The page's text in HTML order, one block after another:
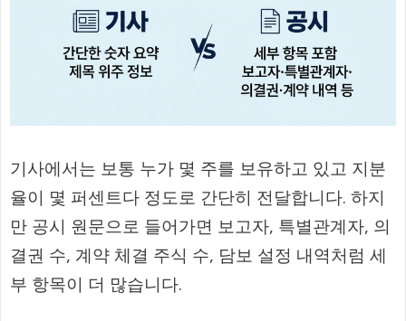
기사에서는 보통 누가 몇 주를 보유하고 있고 지분
율이 몇 퍼센트다 정도로 간단히 전달합니다. 하지
만 공시 원문으로 들어가면 보고자, 특별관계자, 의
결권 수, 계약 체결 주식 수, 담보 설정 내역처럼 세
부 항목이 더 많습니다.